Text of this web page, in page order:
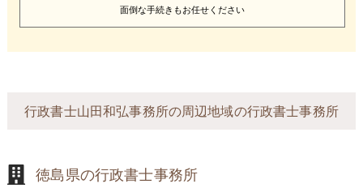
面倒な手続きもお任せください
行政書士山田和弘事務所の周辺地域の行政書士事務所
徳島県の行政書士事務所